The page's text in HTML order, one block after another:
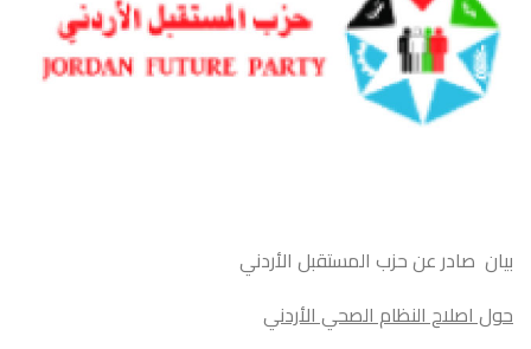
بيان صادر عن حزب المستقبل الأردني
حول اصلاح النظام الصحي الأردني